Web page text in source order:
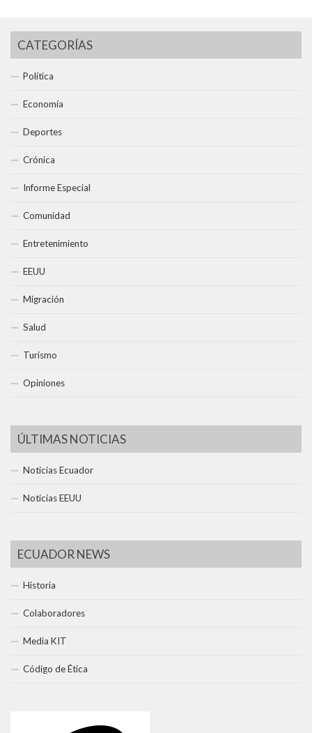
CATEGORÍAS
Política
Economía
Deportes
Crónica
Informe Especial
Comunidad
Entretenimiento
EEUU
Migración
Salud
Turismo
Opiniones
ÚLTIMAS NOTICIAS
Noticias Ecuador
Noticias EEUU
ECUADOR NEWS
Historia
Colaboradores
Media KIT
Código de Ética